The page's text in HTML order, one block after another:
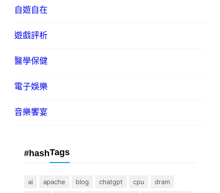
自遊自在
遊戲評析
醫學保健
電子娛樂
音樂饗宴
#hashTags
ai apache blog chatgpt cpu
dram